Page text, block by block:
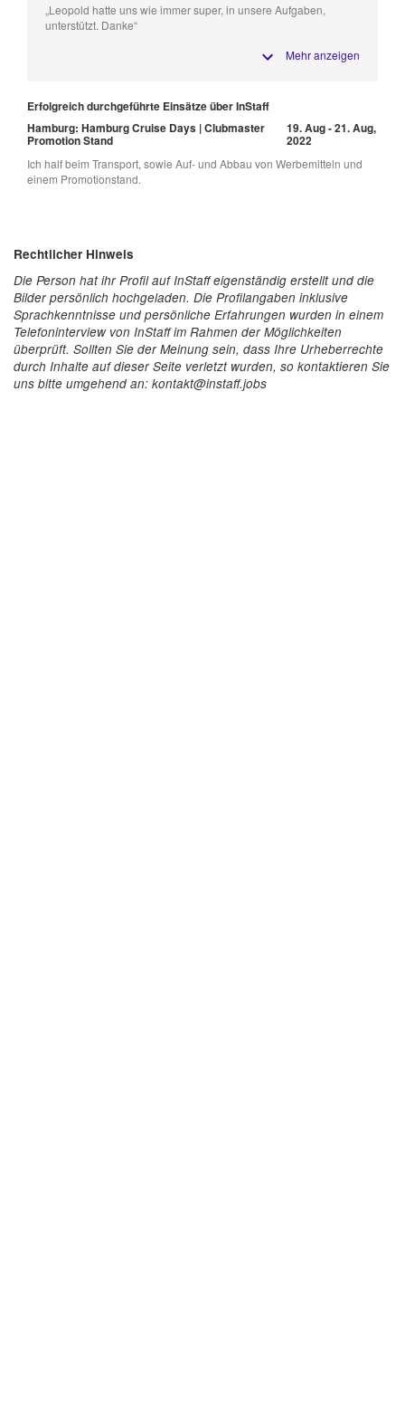
„Leopold hatte uns wie immer super, in unsere Aufgaben,
unterstützt. Danke“
Mehr anzeigen
Erfolgreich durchgeführte Einsätze über InStaff
Hamburg: Hamburg Cruise Days | Clubmaster
Promotion Stand
19. Aug - 21. Aug,
2022
Ich half beim Transport, sowie Auf- und Abbau von Werbemitteln und
einem Promotionstand.
Rechtlicher Hinweis
Die Person hat ihr Profil auf InStaff eigenständig erstellt und die
Bilder persönlich hochgeladen. Die Profilangaben inklusive
Sprachkenntnisse und persönliche Erfahrungen wurden in einem
Telefoninterview von InStaff im Rahmen der Möglichkeiten
überprüft. Sollten Sie der Meinung sein, dass Ihre Urheberrechte
durch Inhalte auf dieser Seite verletzt wurden, so kontaktieren Sie
uns bitte umgehend an: kontakt@instaff.jobs